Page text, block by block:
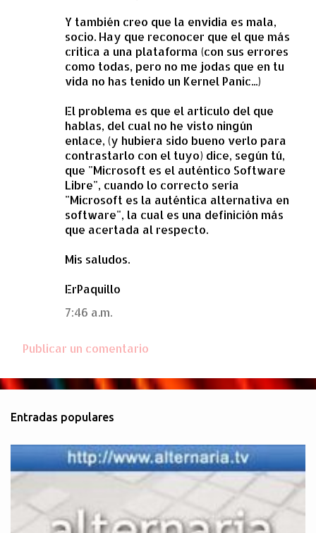
Y también creo que la envidia es mala,
socio. Hay que reconocer que el que más
critica a una plataforma (con sus errores
como todas, pero no me jodas que en tu
vida no has tenido un Kernel Panic...)
El problema es que el artículo del que
hablas, del cual no he visto ningún
enlace, (y hubiera sido bueno verlo para
contrastarlo con el tuyo) dice, según tú,
que "Microsoft es el auténtico Software
Libre", cuando lo correcto sería
"Microsoft es la auténtica alternativa en
software", la cual es una definición más
que acertada al respecto.
Mis saludos.
ErPaquillo
7:46 a.m.
Publicar un comentario
Entradas populares